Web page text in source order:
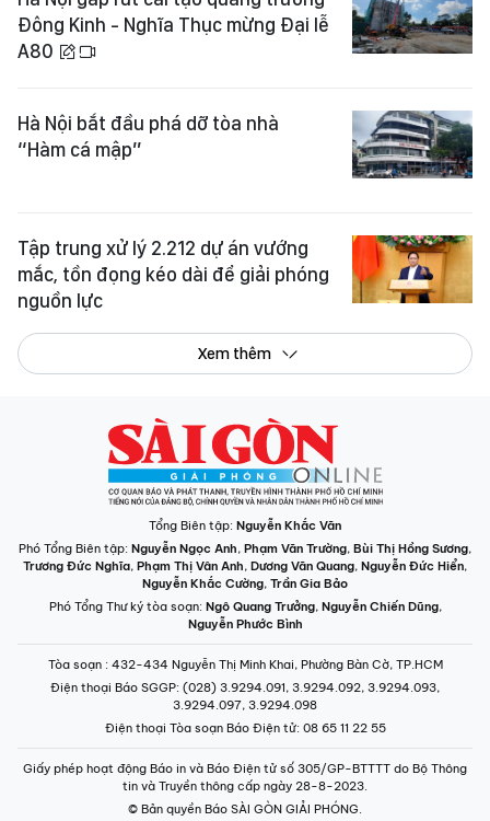
Đông Kinh - Nghĩa Thục mừng Đại lễ
A80
Hà Nội bắt đầu phá dỡ tòa nhà
“Hàm cá mập”
Tập trung xử lý 2.212 dự án vướng
mắc, tồn đọng kéo dài để giải phóng
nguồn lực
Xem thêm
Tổng Biên tập: Nguyễn Khắc Văn
Phó Tổng Biên tập: Nguyễn Ngọc Anh, Phạm Văn Trường, Bùi Thị Hồng Sương,
Trương Đức Nghĩa, Phạm Thị Vân Anh, Dương Văn Quang, Nguyễn Đức Hiển,
Nguyễn Khắc Cường, Trần Gia Bảo
Phó Tổng Thư ký tòa soạn: Ngô Quang Trưởng, Nguyễn Chiến Dũng,
Nguyễn Phước Bình
Tòa soạn : 432-434 Nguyễn Thị Minh Khai, Phường Bàn Cờ, TP.HCM
Điện thoại Báo SGGP: (028) 3.9294.091, 3.9294.092, 3.9294.093,
3.9294.097, 3.9294.098
Điện thoại Tòa soạn Báo Điện tử: 08 65 11 22 55
Giấy phép hoạt động Báo in và Báo Điện tử số 305/GP-BTTTT do Bộ Thông
tin và Truyền thông cấp ngày 28-8-2023.
© Bản quyền Báo SÀI GÒN GIẢI PHÓNG.